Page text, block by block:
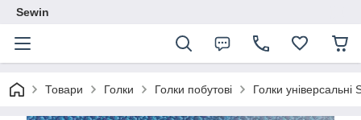
Sewin
Товари Голки Голки побутові Голки